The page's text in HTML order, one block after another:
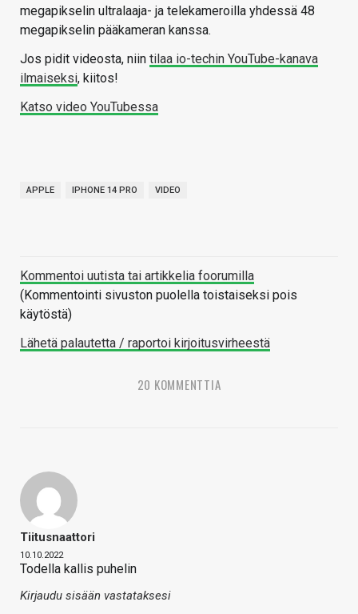
megapikselin ultralaaja- ja telekameroilla yhdessä 48
megapikselin pääkameran kanssa.
Jos pidit videosta, niin tilaa io-techin YouTube-kanava
ilmaiseksi, kiitos!
Katso video YouTubessa
APPLE IPHONE 14 PRO VIDEO
Kommentoi uutista tai artikkelia foorumilla
(Kommentointi sivuston puolella toistaiseksi pois
käytöstä)
Lähetä palautetta / raportoi kirjoitusvirheestä
20 KOMMENTTIA
Tiitusnaattori
10.10.2022
Todella kallis puhelin
Kirjaudu sisään vastataksesi